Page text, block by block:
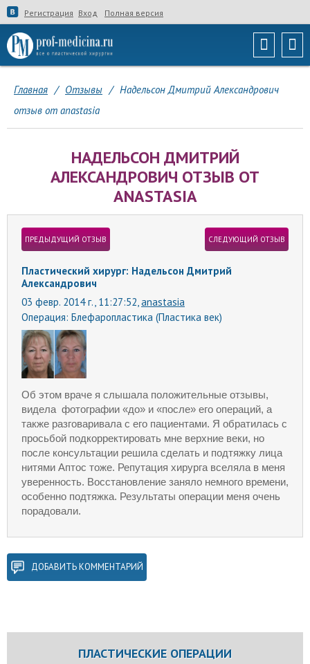
Регистрация Вход Полная версия
Главная / Отзывы / Надельсон Дмитрий Александрович
отзыв от anastasia
НАДЕЛЬСОН ДМИТРИЙ
АЛЕКСАНДРОВИЧ ОТЗЫВ ОТ
ANASTASIA
ПРЕДЫДУЩИЙ ОТЗЫВ СЛЕДУЮЩИЙ ОТЗЫВ
Пластический хирург: Надельсон Дмитрий
Александрович
03 февр. 2014 г., 11:27:52, anastasia
Операция: Блефаропластика (Пластика век)
Об этом враче я слышала положительные отзывы,
видела фотографии «до» и «после» его операций, а
также разговаривала с его пациентами. Я обратилась с
просьбой подкорректировать мне верхние веки, но
после консультации решила сделать и подтяжку лица
нитями Аптос тоже. Репутация хирурга вселяла в меня
уверенность. Восстановление заняло немного времени,
особенно подтяжка. Результаты операции меня очень
порадовали.
ДОБАВИТЬ КОММЕНТАРИЙ
ПЛАСТИЧЕСКИЕ ОПЕРАЦИИ